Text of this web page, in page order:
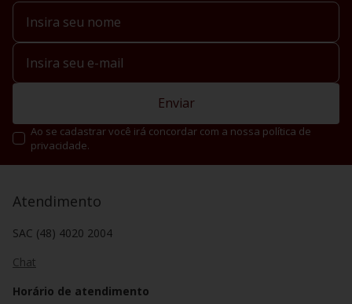
Enviar
Ao se cadastrar você irá concordar com a nossa política de
privacidade.
Atendimento
SAC (48) 4020 2004
Chat
Horário de atendimento